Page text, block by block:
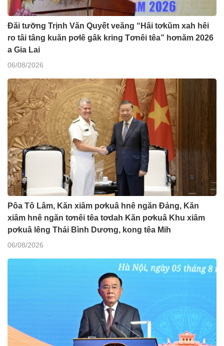
Đăi tươ̆ng Trịnh Văn Quyết veăng “Hâi tơkŭm xah hêi
ro tâi tâng kuăn pơlê gâk kring Tơnêi têa” hơnăm 2026
a Gia Lai
06/08/2026
Pôa Tô Lâm, Kăn xiâm pơkuâ hnê ngăn Đảng, Kăn
xiâm hnê ngăn tơnêi têa tơdah Kăn pơkuâ Khu xiâm
pơkuâ lêng Thái Bình Dương, kong têa Mih
06/08/2026